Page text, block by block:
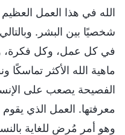
الله في هذا العمل
شخصيًا بين البشر.
في كل عمل، وكل فكرة،
ماهية الله الأكثر تماسكًا
الفصيحة يصعب على
معرفتها. العمل الذي يقوم
وهو أمر مُرضٍ للغاية